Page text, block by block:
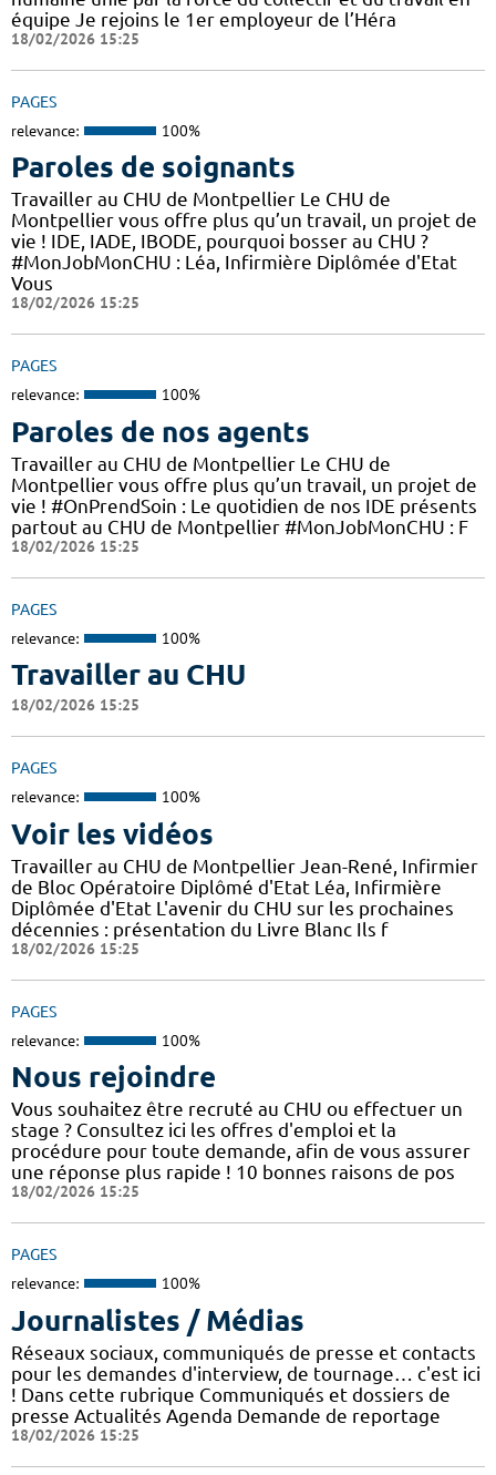
équipe Je rejoins le 1er employeur de l’Héra
18/02/2026 15:25
PAGES
relevance: 100%
Paroles de soignants
Travailler au CHU de Montpellier Le CHU de
Montpellier vous offre plus qu’un travail, un projet de
vie ! IDE, IADE, IBODE, pourquoi bosser au CHU ?
#MonJobMonCHU : Léa, Infirmière Diplômée d'Etat
Vous
18/02/2026 15:25
PAGES
relevance: 100%
Paroles de nos agents
Travailler au CHU de Montpellier Le CHU de
Montpellier vous offre plus qu’un travail, un projet de
vie ! #OnPrendSoin : Le quotidien de nos IDE présents
partout au CHU de Montpellier #MonJobMonCHU : F
18/02/2026 15:25
PAGES
relevance: 100%
Travailler au CHU
18/02/2026 15:25
PAGES
relevance: 100%
Voir les vidéos
Travailler au CHU de Montpellier Jean-René, Infirmier
de Bloc Opératoire Diplômé d'Etat Léa, Infirmière
Diplômée d'Etat L'avenir du CHU sur les prochaines
décennies : présentation du Livre Blanc Ils f
18/02/2026 15:25
PAGES
relevance: 100%
Nous rejoindre
Vous souhaitez être recruté au CHU ou effectuer un
stage ? Consultez ici les offres d'emploi et la
procédure pour toute demande, afin de vous assurer
une réponse plus rapide ! 10 bonnes raisons de pos
18/02/2026 15:25
PAGES
relevance: 100%
Journalistes / Médias
Réseaux sociaux, communiqués de presse et contacts
pour les demandes d'interview, de tournage… c'est ici
! Dans cette rubrique Communiqués et dossiers de
presse Actualités Agenda Demande de reportage
18/02/2026 15:25